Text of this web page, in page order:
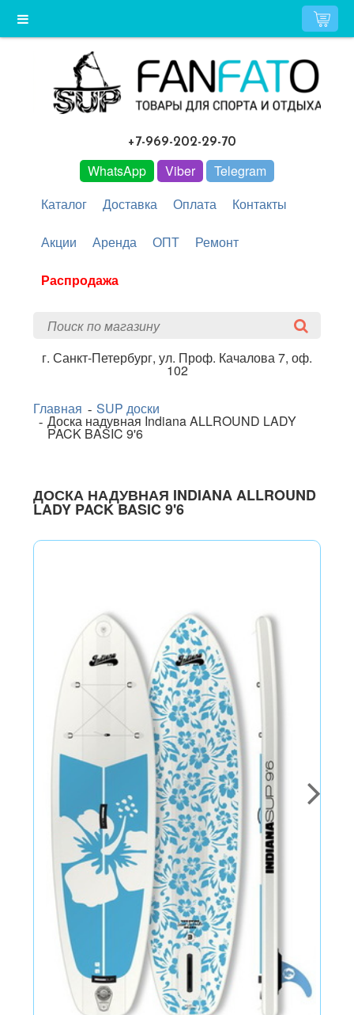
+7-969-202-29-70
WhatsApp Viber
Telegram
Каталог
Доставка Оплата Контакты
Акции Аренда ОПТ Ремонт
Распродажа
г. Санкт-Петербург, ул. Проф. Качалова 7, оф.
102
Главная SUP доски
Доска надувная Indiana ALLROUND LADY
PACK BASIC 9'6
ДОСКА НАДУВНАЯ INDIANA ALLROUND
LADY PACK BASIC 9'6